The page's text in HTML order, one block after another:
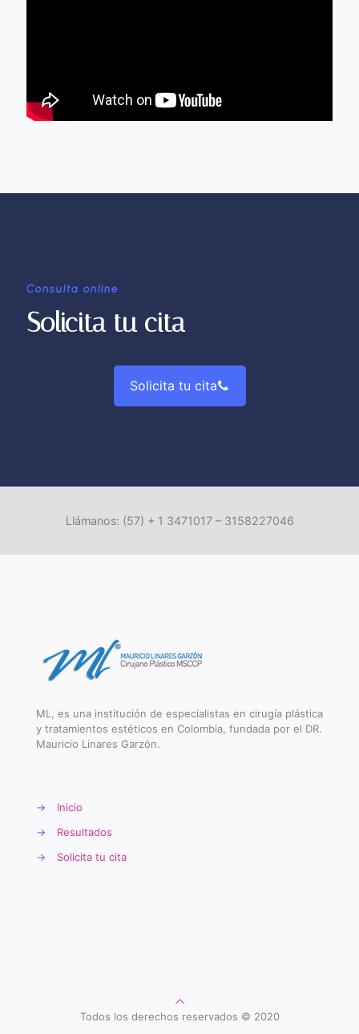
Consulta online
Solicita tu cita
Solicita tu cita
Llámanos: (57) + 1 3471017 – 3158227046
ML, es una institución de especialistas en cirugía plástica
y tratamientos estéticos en Colombia, fundada por el DR.
Mauricio Linares Garzón.
→
Inicio
→
Resultados
→
Solicita tu cita
Todos los derechos reservados © 2020